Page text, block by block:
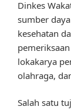
Dinkes
sumber
kesehatan
lokakarya
olahraga,
Salah satu